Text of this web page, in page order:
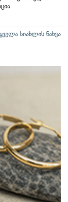
ყველა სიახლის ნახვა